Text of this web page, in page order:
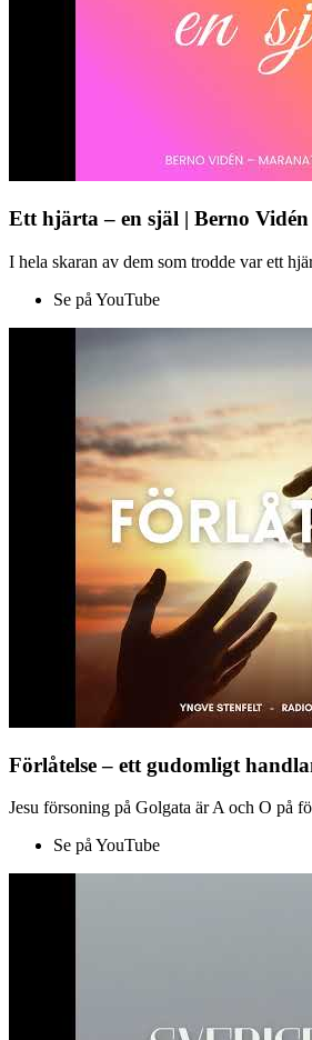
Ett hjärta – en själ | Berno Vidén
I hela skaran av dem som trodde var ett
Se på YouTube
Förlåtelse – ett gudomligt
Jesu försoning på Golgata är A och O på
Se på YouTube